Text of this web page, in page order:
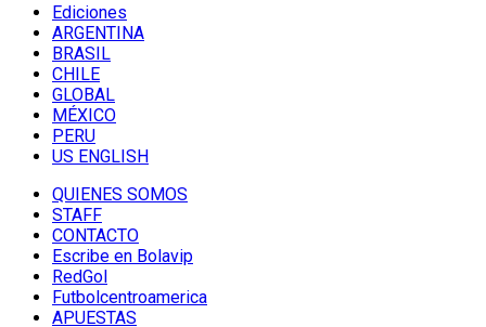
Ediciones
ARGENTINA
BRASIL
CHILE
GLOBAL
MÉXICO
PERU
US ENGLISH
QUIENES SOMOS
STAFF
CONTACTO
Escribe en Bolavip
RedGol
Futbolcentroamerica
APUESTAS